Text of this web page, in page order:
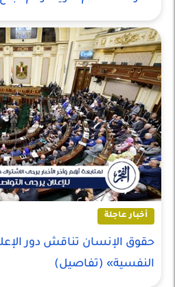
أخبار عاجلة
حقوق الإنسان تناقش دور
النفسية» (تفاصيل)